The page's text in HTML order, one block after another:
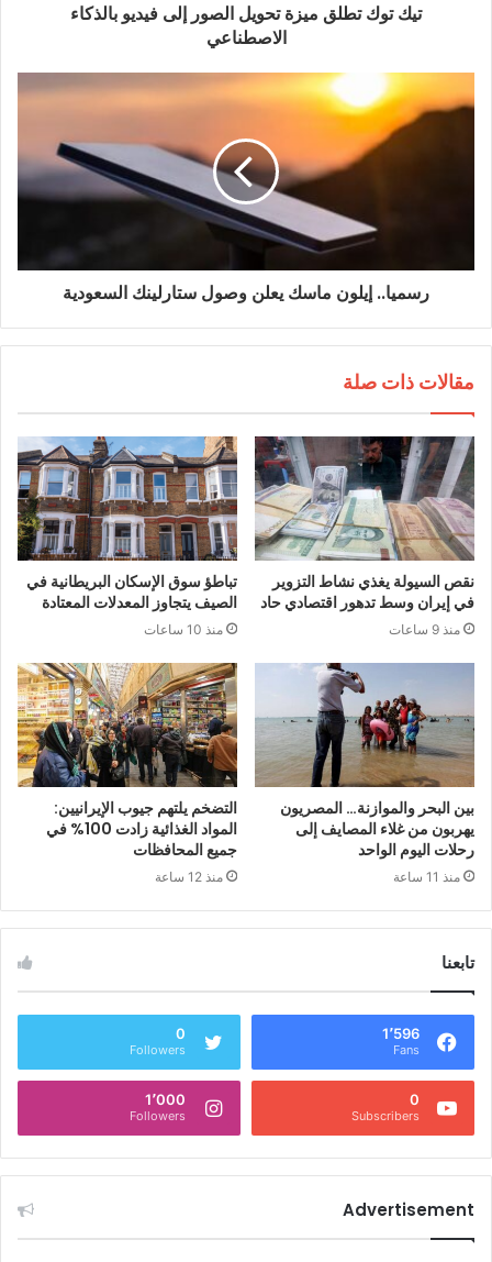
تيك توك تطلق ميزة تحويل الصور إلى فيديو بالذكاء
الاصطناعي
رسميا.. إيلون ماسك يعلن وصول ستارلينك السعودية
مقالات ذات صلة
نقص السيولة يغذي نشاط التزوير
في إيران وسط تدهور اقتصادي حاد
منذ 9 ساعات
تباطؤ سوق الإسكان البريطانية في
الصيف يتجاوز المعدلات المعتادة
منذ 10 ساعات
بين البحر والموازنة… المصريون
يهربون من غلاء المصايف إلى
رحلات اليوم الواحد
منذ 11 ساعة
التضخم يلتهم جيوب الإيرانيين:
المواد الغذائية زادت 100% في
جميع المحافظات
منذ 12 ساعة
تابعنا
1٬596
Fans
0
Followers
0
Subscribers
1٬000
Followers
Advertisement